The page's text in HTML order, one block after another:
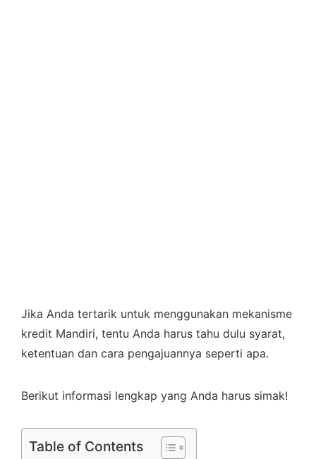
Jika Anda tertarik untuk menggunakan mekanisme
kredit Mandiri, tentu Anda harus tahu dulu syarat,
ketentuan dan cara pengajuannya seperti apa.
Berikut informasi lengkap yang Anda harus simak!
Table of Contents